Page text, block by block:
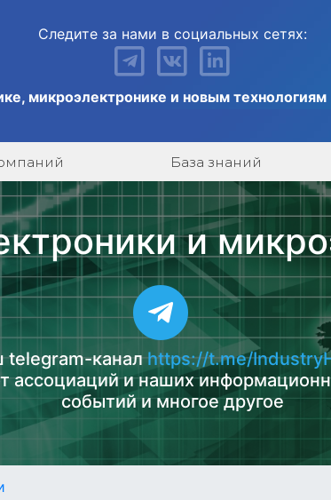
Следите за нами в социальных сетях:
микроэлектронике и новым технологиям
База знаний
и
telegram-каналhttps://t.me/
ассоциаций и наших
событий и многое другое